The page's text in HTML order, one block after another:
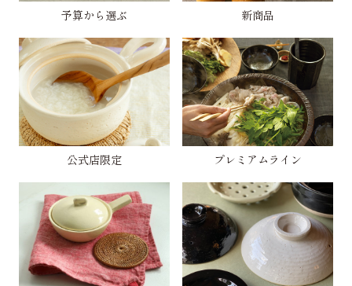
予算から選ぶ 新商品
公式店限定 プレミアムライン